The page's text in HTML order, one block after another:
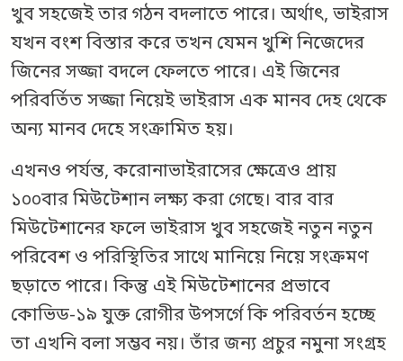
খুব সহজেই তার গঠন বদলাতে পারে। অর্থাৎ, ভাইরাস
যখন বংশ বিস্তার করে তখন যেমন খুশি নিজেদের
জিনের সজ্জা বদলে ফেলতে পারে। এই জিনের
পরিবর্তিত সজ্জা নিয়েই ভাইরাস এক মানব দেহ থেকে
অন্য মানব দেহে সংক্রামিত হয়।
এখনও পর্যন্ত, করোনাভাইরাসের ক্ষেত্রেও প্রায়
১০০বার মিউটেশান লক্ষ্য করা গেছে। বার বার
মিউটেশানের ফলে ভাইরাস খুব সহজেই নতুন নতুন
পরিবেশ ও পরিস্থিতির সাথে মানিয়ে নিয়ে সংক্রমণ
ছড়াতে পারে। কিন্তু এই মিউটেশানের প্রভাবে
কোভিড-১৯ যুক্ত রোগীর উপসর্গে কি পরিবর্তন হচ্ছে
তা এখনি বলা সম্ভব নয়। তাঁর জন্য প্রচুর নমুনা সংগ্রহ